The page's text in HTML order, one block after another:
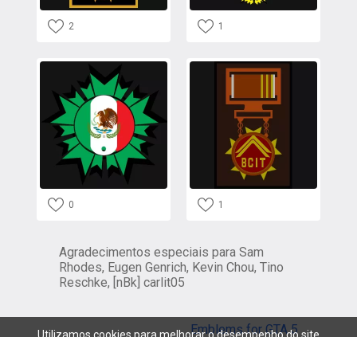
2 1
0 1
Agradecimentos especiais para Sam
Rhodes, Eugen Genrich, Kevin Chou, Tino
Reschke, [nBk] carlit05
Emblems for GTA 5